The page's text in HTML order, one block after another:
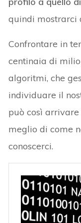
quindi mostrarci
Confrontare in
centinaia di
algoritmi, che
individuare il
può così arrivare
meglio di come
conoscerci.